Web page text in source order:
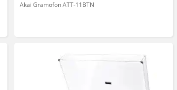
Akai Gramofon ATT-11BTN